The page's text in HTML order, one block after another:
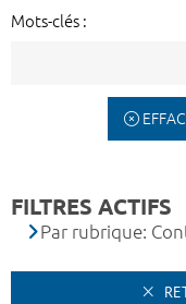
Mots-clés :
FILTRES ACTIFS
Par rubrique: